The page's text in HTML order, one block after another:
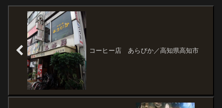
っている喫茶たちをちょろっと
確認に行きた...
外観だった。切り絵のようなシ
コーヒー店 あらびか／高知県高知市